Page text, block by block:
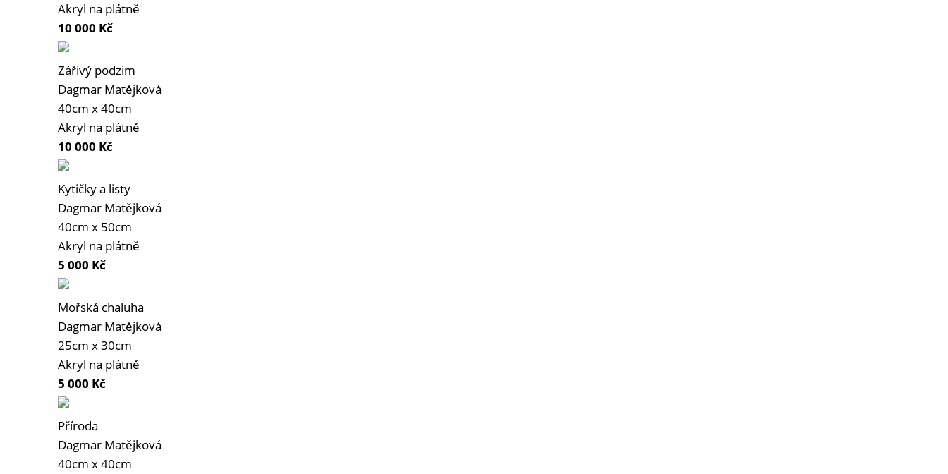
Akryl na plátně
10 000 Kč
Zářivý podzim
Dagmar Matějková
40cm x 40cm
Akryl na plátně
10 000 Kč
Kytičky a listy
Dagmar Matějková
40cm x 50cm
Akryl na plátně
5 000 Kč
Mořská chaluha
Dagmar Matějková
25cm x 30cm
Akryl na plátně
5 000 Kč
Příroda
Dagmar Matějková
40cm x 40cm